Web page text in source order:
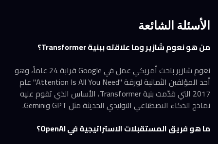
الأسئلة الشائعة
من هو نعوم شازير وما علاقته ببنية Transformer؟
نعوم شازير باحث أمريكي عمل في Google قرابة 24 عاماً، وهو
أحد المؤلفين الثمانية لورقة "Attention Is All You Need" عام
2017 التي قدّمت بنية Transformer، الأساس الذي تقوم عليه
نماذج الذكاء الاصطناعي التوليدي الحديثة مثل GPT وGemini.
ما هو فريق المستقبلات الاستراتيجية في OpenAI؟